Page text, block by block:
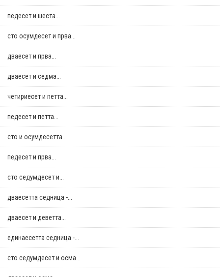
педесет и шеста...
сто осумдесет и прва...
дваесет и прва...
дваесет и седма...
четириесет и петта...
педесет и петта...
сто и осумдесетта...
педесет и прва...
сто седумдесет и...
дваесетта седница -...
дваесет и деветта...
единаесетта седница -...
сто седумдесет и осма...